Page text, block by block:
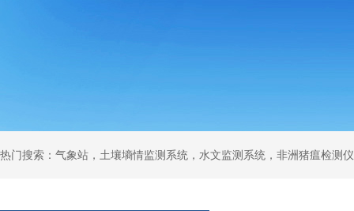
热门搜索：气象站，土壤墒情监测系统，水文监测系统，非洲猪瘟检测